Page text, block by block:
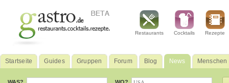
Restaurants Cocktails Rezepte
Startseite Guides Gruppen Forum Blog News Menschen